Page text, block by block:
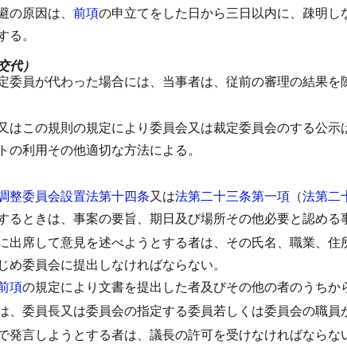
の原因は、 前項の申立てをした日から三日以内に、疎明し
。
代）
委員が代わった場合には、当事者は、従前の審理の結果を
はこの規則の規定により委員会又は裁定委員会のする公示
の利用その他適切な方法による。
整委員会設置法第十四条又は法第二十三条第一項 （法第二
るときは、事案の要旨、期日及び場所その他必要と認める
出席して意見を述べようとする者は、その氏名、職業、
め委員会に提出しなければならない。
項の規定により文書を提出した者及びその他の者のうちか
、委員長又は委員会の指定する委員若しくは委員会の職員
発言しようとする者は、議長の許可を受けなければならな